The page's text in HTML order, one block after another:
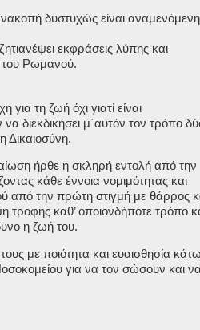
δυστυχώς είναι
εκφράσεις λύπης και
του Ρωμανού.
τη ζωή όχι γιατί είναι
διεκδικήσει μ΄αυτόν τον τρόπο
Δικαιοσύνη.
ήρθε η σκληρή εντολή από την
κάθε έννοια νομιμότητας και
από την πρώτη στιγμή με θάρρος
καθ’ οποιονδήποτε τρόπο
η ζωή του.
με ποιότητα και ευαισθησία
για να τον σώσουν και